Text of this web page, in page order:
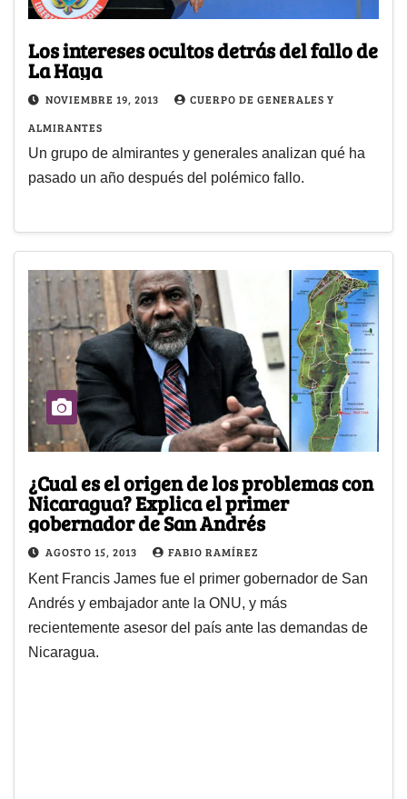
Los intereses ocultos detrás del fallo de
La Haya
NOVIEMBRE 19, 2013
CUERPO DE GENERALES Y
ALMIRANTES
Un grupo de almirantes y generales analizan qué ha
pasado un año después del polémico fallo.
¿Cual es el origen de los problemas con
Nicaragua? Explica el primer
gobernador de San Andrés
AGOSTO 15, 2013 FABIO RAMÍREZ
Kent Francis James fue el primer gobernador de San
Andrés y embajador ante la ONU, y más
recientemente asesor del país ante las demandas de
Nicaragua.